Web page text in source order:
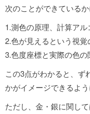
次のことができているか
1.測色の原理、計算ア
2.色が見えるという視
3.色度座標と実際の色の
この3点がわかると、ず
かがイメージできるよう
ただし、金・銀に関し